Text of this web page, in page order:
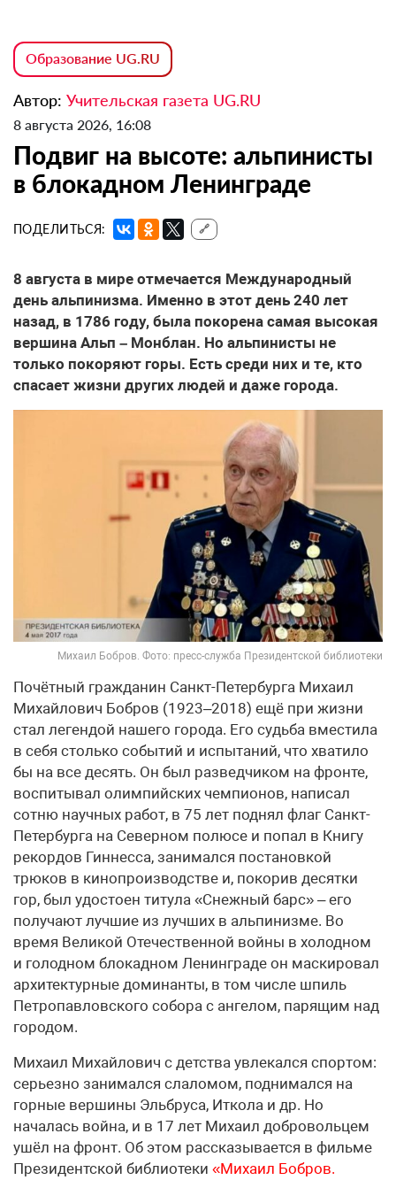
Образование UG.RU
Автор: Учительская газета UG.RU
8 августа 2026, 16:08
Подвиг на высоте: альпинисты
в блокадном Ленинграде
ПОДЕЛИТЬСЯ: 🔗
8 августа в мире отмечается Международный
день альпинизма. Именно в этот день 240 лет
назад, в 1786 году, была покорена самая высокая
вершина Альп – Монблан. Но альпинисты не
только покоряют горы. Есть среди них и те, кто
спасает жизни других людей и даже города.
Михаил Бобров. Фото: пресс-служба Президентской библиотеки
Почётный гражданин Санкт-Петербурга Михаил
Михайлович Бобров (1923–2018) ещё при жизни
стал легендой нашего города. Его судьба вместила
в себя столько событий и испытаний, что хватило
бы на все десять. Он был разведчиком на фронте,
воспитывал олимпийских чемпионов, написал
сотню научных работ, в 75 лет поднял флаг Санкт-
Петербурга на Северном полюсе и попал в Книгу
рекордов Гиннесса, занимался постановкой
трюков в кинопроизводстве и, покорив десятки
гор, был удостоен титула «Снежный барс» – его
получают лучшие из лучших в альпинизме. Во
время Великой Отечественной войны в холодном
и голодном блокадном Ленинграде он маскировал
архитектурные доминанты, в том числе шпиль
Петропавловского собора с ангелом, парящим над
городом.
Михаил Михайлович с детства увлекался спортом:
серьезно занимался слаломом, поднимался на
горные вершины Эльбруса, Иткола и др. Но
началась война, и в 17 лет Михаил добровольцем
ушёл на фронт. Об этом рассказывается в фильме
Президентской библиотеки «Михаил Бобров.